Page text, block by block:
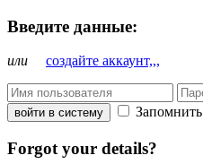
Введите данные:
или создайте аккаунт,,,
войти в систему Запомнить
Forgot your details?